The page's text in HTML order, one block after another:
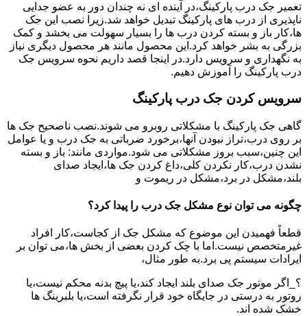
تعمیر جک درب پارکینگ،در آینده ای نه چندان دور به عضو جدایی
ناپذیری از درب های پارکینگ تبدیل خواهد شد.زیرا نصب این جک
ها،کار باز و بسته کردن درب ها را بسیار سهولت می بخشد و کمک
بزرگی به بشر خواهد کرد.این محصول مانند هر محصول دیگری نیاز
به نگهداری و سرویس دارد.در اینجا قصد داریم نحوه سرویس جک
درب پارکینگ را آموزش دهیم.
سرویس کردن جک درب پارکینگ
گاهی جک پارکینگ با مشکلاتی روبرو می شوند.نصب ناصحیح جک ها
بر روی درب،تراز نبودن آنها،برخورد ضرباتی به جک درب و یا عوامل
این چنین،سبب بروز مشکلاتی می شود.مواردی مانند: باز و بسته
نشدن درب،کار نکردن کلی،داغ کردن جک ها،ایجاد صدای
بلند،مشکل در برد،مشکل در ریموت و
چگونه می توان نوع مشکل جک درب را پیدا کرد؟
قطعاً فهمیدن این موضوع که مشکل جک از کجاست،کار افراد
غیرمتخصص نیست.اما با چک کردن بعضی از بخش ها،می توان بر
ایرادات سیستم پی برد.به طور مثال،
؟_اگر موتور جک صدای بلند ایجاد کند،یا پیچ بدنه محکم نیست،یا
روتور به درستی در جایگاه خود قرار نگرفته است،یا بلبرینگ ها
خشک شده اند.